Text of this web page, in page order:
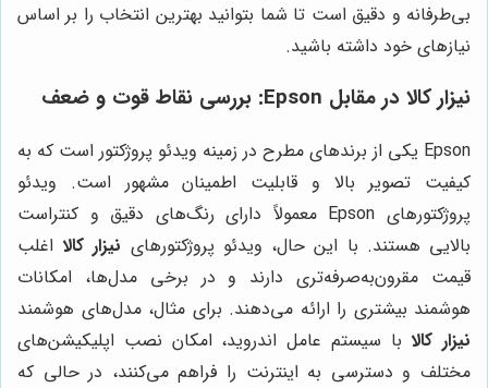
بی‌طرفانه و دقیق است تا شما بتوانید بهترین انتخاب را بر اساس
نیازهای خود داشته باشید.
نیزار کالا در مقابل Epson: بررسی نقاط قوت و ضعف
Epson یکی از برندهای مطرح در زمینه ویدئو پروژکتور است که به
کیفیت تصویر بالا و قابلیت اطمینان مشهور است. ویدئو
پروژکتورهای Epson معمولاً دارای رنگ‌های دقیق و کنتراست
بالایی هستند. با این حال، ویدئو پروژکتورهای نیزار کالااغلب
قیمت مقرون‌به‌صرفه‌تری دارند و در برخی مدل‌ها، امکانات
هوشمند بیشتری را ارائه می‌دهند. برای مثال، مدل‌های هوشمند
نیزار کالابا سیستم عامل اندروید، امکان نصب اپلیکیشن‌های
مختلف و دسترسی به اینترنت را فراهم می‌کنند، در حالی که